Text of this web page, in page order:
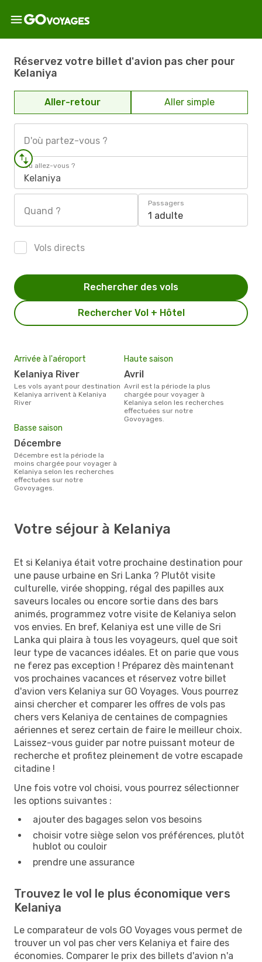
Réservez votre billet d'avion pas cher pour
Kelaniya
Aller-retour Aller simple
D'où partez-vous ?
Où allez-vous ?
Kelaniya
Quand ?
Passagers
1 adulte
Vols directs
Rechercher Vol + Hôtel
Rechercher des vols
Arrivée à l'aéroport
Kelaniya River
Les vols ayant pour destination
Kelaniya arrivent à Kelaniya
River
Haute saison
avril
avril est la période la plus
chargée pour voyager à
Kelaniya selon les recherches
effectuées sur notre
Govoyages.
Basse saison
décembre
décembre est la période la
moins chargée pour voyager à
Kelaniya selon les recherches
effectuées sur notre
Govoyages.
Votre séjour à Kelaniya
Et si Kelaniya était votre prochaine destination pour
une pause urbaine en Sri Lanka ? Plutôt visite
culturelle, virée shopping, régal des papilles aux
saveurs locales ou encore sortie dans des bars
animés, programmez votre visite de Kelaniya selon
vos envies. En bref, Kelaniya est une ville de Sri
Lanka qui plaira à tous les voyageurs, quel que soit
leur type de vacances idéales. Et on parie que vous
ne ferez pas exception ! Préparez dès maintenant
vos prochaines vacances et réservez votre billet
d'avion vers Kelaniya sur GO Voyages. Vous pourrez
ainsi chercher et comparer les offres de vols pas
chers vers Kelaniya de centaines de compagnies
aériennes et serez certain de faire le meilleur choix.
Laissez-vous guider par notre puissant moteur de
recherche et profitez pleinement de votre escapade
citadine !
Une fois votre vol choisi, vous pourrez sélectionner
les options suivantes :
ajouter des bagages selon vos besoins
choisir votre siège selon vos préférences, plutôt
hublot ou couloir
prendre une assurance
Trouvez le vol le plus économique vers
Kelaniya
Le comparateur de vols GO Voyages vous permet de
trouver un vol pas cher vers Kelaniya et faire des
économies. Comparer le prix des billets d'avion n'a